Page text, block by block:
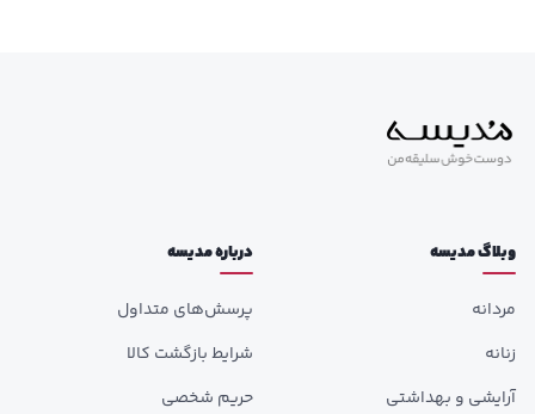
وبلاگ مدیسه
مردانه
زنانه
آرایشی و بهداشتی
درباره مدیسه
پرسش‌های متداول
شرایط بازگشت کالا
حریم شخصی